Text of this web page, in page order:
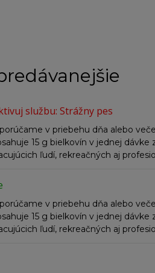
Vypredané - Aktivuj službu: Strážny pes
v priebehu dňa alebo
15 g bielkovín v jednej dávke
ľudí, rekreačných aj
v priebehu dňa alebo
15 g bielkovín v jednej dávke
ľudí, rekreačných aj